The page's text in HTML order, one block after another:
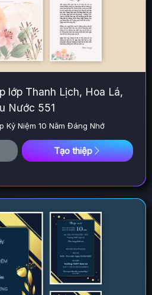
lớp Thanh Lịch, Hoa Lá,
Nước 551
Kỷ Niệm 10 Năm Đáng Nhớ
Tạo thiệp